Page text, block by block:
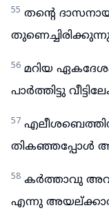
55 തന്റെ
56 മറിയ
പാർത്തിട്ടു
57
തികഞ്ഞപ്പോൾ
58 കർത്താവു
എന്നു അയല്ക്കാരും